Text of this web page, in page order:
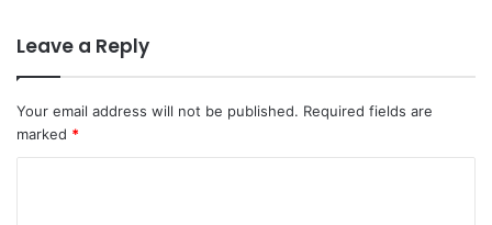
Leave a Reply
Your email address will not be published. Required fields are
marked *